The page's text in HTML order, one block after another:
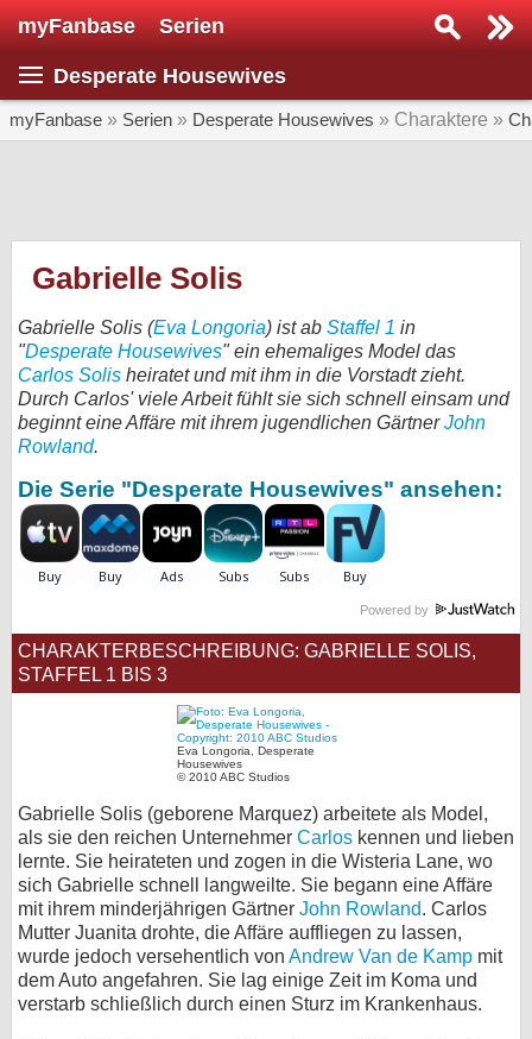
myFanbase Serien
Desperate Housewives
myFanbase » Serien » Desperate Housewives » Charaktere »
Gabrielle Solis
Gabrielle Solis (Eva Longoria) ist ab Staffel 1 in
"Desperate Housewives" ein ehemaliges Model das
Carlos Solis heiratet und mit ihm in die Vorstadt zieht.
Durch Carlos' viele Arbeit fühlt sie sich schnell einsam und
beginnt eine Affäre mit ihrem jugendlichen GärtnerJohn
Rowland.
Die Serie "Desperate Housewives" ansehen:
Powered by
CHARAKTERBESCHREIBUNG: GABRIELLE SOLIS,
STAFFEL 1 BIS 3
Eva Longoria, Desperate
Housewives
© 2010 ABC Studios
Gabrielle Solis (geborene Marquez) arbeitete als Model,
als sie den reichen Unternehmer Carlos kennen und lieben
lernte. Sie heirateten und zogen in die Wisteria Lane, wo
sich Gabrielle schnell langweilte. Sie begann eine Affäre
mit ihrem minderjährigen Gärtner John Rowland. Carlos
Mutter Juanita drohte, die Affäre auffliegen zu lassen,
wurde jedoch versehentlich von Andrew Van de Kamp mit
dem Auto angefahren. Sie lag einige Zeit im Koma und
verstarb schließlich durch einen Sturz im Krankenhaus.
Serie suchen...
Home
SERIEN
KULTUR
Specials
SERVICE
Forum
bei X
bei Facebook
Kontakt
Nutzungsbedingungen
Cookie-Einstellungen
Impressum
Desktop-Ansicht
myFanbase